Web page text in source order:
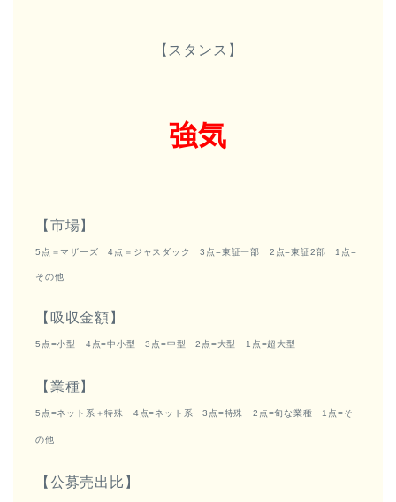
【スタンス】
強気
【市場】
5点＝マザーズ 4点＝ジャスダック 3点=東証一部 2点=東証2部 1点=
その他
【吸収金額】
5点=小型 4点=中小型 3点=中型 2点=大型 1点=超大型
【業種】
5点=ネット系＋特殊 4点=ネット系 3点=特殊 2点=旬な業種 1点=そ
の他
【公募売出比】